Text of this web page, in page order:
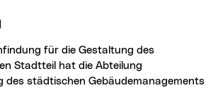
Stadtteil hat die Abteilung
des städtischen Gebäudemanagements